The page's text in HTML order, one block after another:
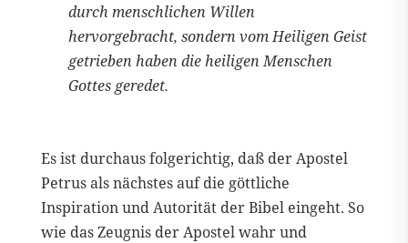
durch menschlichen Willen
hervorgebracht, sondern vom Heiligen Geist
getrieben haben die heiligen Menschen
Gottes geredet.
Es ist durchaus folgerichtig, daß der Apostel
Petrus als nächstes auf die göttliche
Inspiration und Autorität der Bibel eingeht. So
wie das Zeugnis der Apostel wahr und